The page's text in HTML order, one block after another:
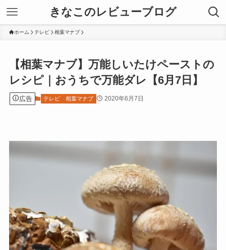
きなこのレビューブログ
ホーム テレビ 相葉マナブ
【相葉マナブ】万能しいたけペーストの
レシピ｜おうちで万能ダレ【6月7日】
広告 テレビ 相葉マナブ 2020年6月7日